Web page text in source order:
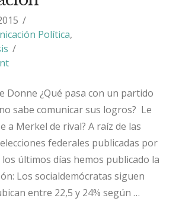
Política,
Donne ¿Qué pasa con un partido
sabe comunicar sus logros? Le
a Merkel de rival? A raíz de las
federales publicadas por
los últimos días hemos publicado la
Los socialdemócratas siguen
entre 22,5 y 24% según …